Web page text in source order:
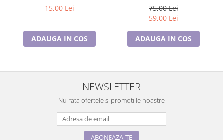
15,00 Lei
ADAUGA IN COS
Disney
75,00 Lei
59,00 Lei
ADAUGA IN COS
NEWSLETTER
Nu rata ofertele si promotiile noastre